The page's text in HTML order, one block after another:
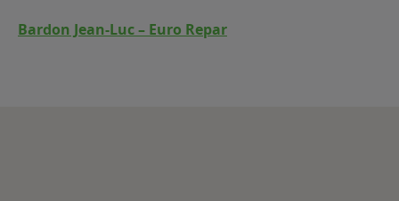
Bardon Jean-Luc – Euro Repar